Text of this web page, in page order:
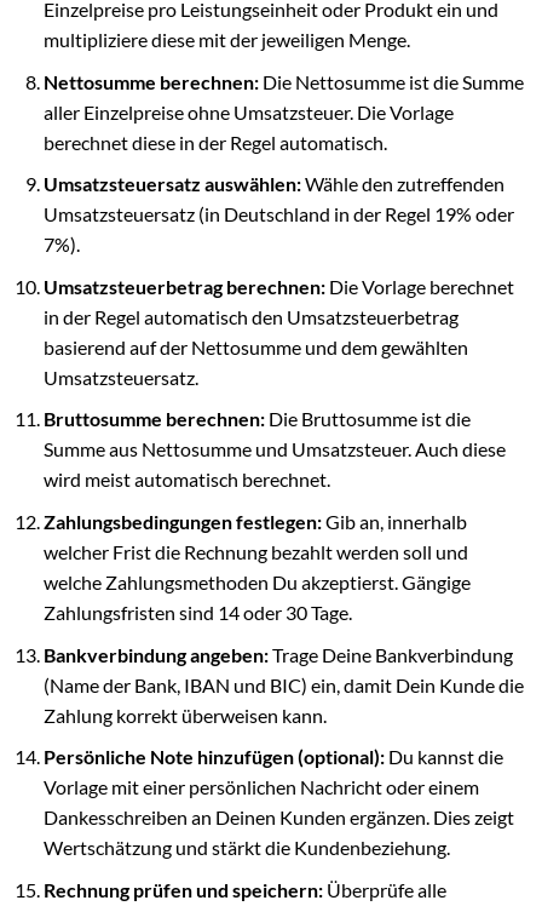
Einzelpreise pro Leistungseinheit oder Produkt ein und
multipliziere diese mit der jeweiligen Menge.
Nettosumme berechnen:Die Nettosumme ist die Summe
aller Einzelpreise ohne Umsatzsteuer. Die Vorlage
berechnet diese in der Regel automatisch.
Umsatzsteuersatz auswählen:Wähle den zutreffenden
Umsatzsteuersatz (in Deutschland in der Regel 19% oder
7%).
Umsatzsteuerbetrag berechnen:Die Vorlage berechnet
in der Regel automatisch den Umsatzsteuerbetrag
basierend auf der Nettosumme und dem gewählten
Umsatzsteuersatz.
Bruttosumme berechnen:Die Bruttosumme ist die
Summe aus Nettosumme und Umsatzsteuer. Auch diese
wird meist automatisch berechnet.
Zahlungsbedingungen festlegen:Gib an, innerhalb
welcher Frist die Rechnung bezahlt werden soll und
welche Zahlungsmethoden Du akzeptierst. Gängige
Zahlungsfristen sind 14 oder 30 Tage.
Bankverbindung angeben:Trage Deine Bankverbindung
(Name der Bank, IBAN und BIC) ein, damit Dein Kunde die
Zahlung korrekt überweisen kann.
Persönliche Note hinzufügen (optional):Du kannst die
Vorlage mit einer persönlichen Nachricht oder einem
Dankesschreiben an Deinen Kunden ergänzen. Dies zeigt
Wertschätzung und stärkt die Kundenbeziehung.
Rechnung prüfen und speichern:Überprüfe alle